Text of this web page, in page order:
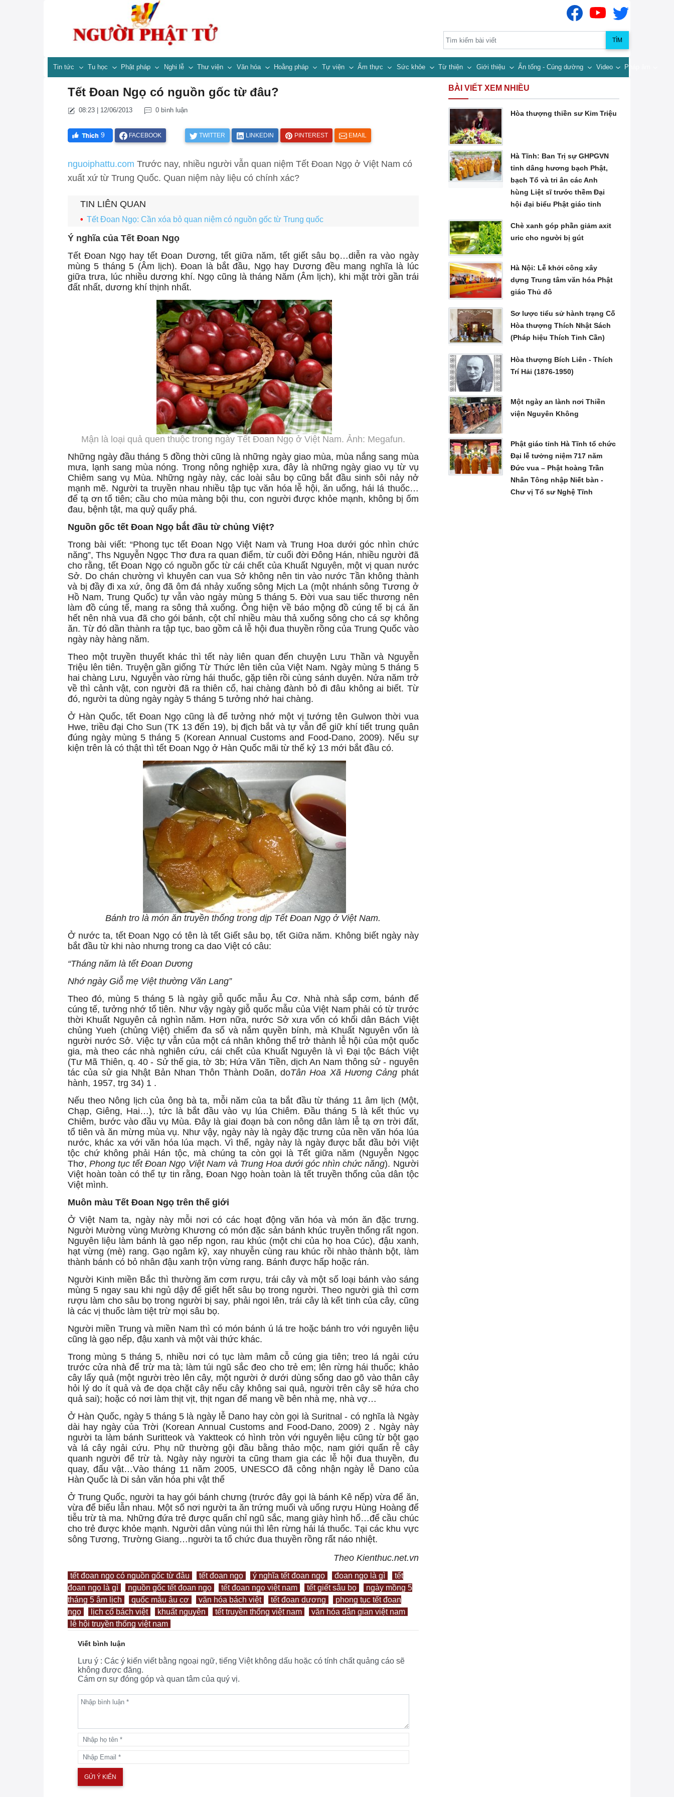
TÌM
Tin tức Tu học Phật pháp Nghi lễ Thư viện Văn hóa Hoằng pháp Tự viện Ẩm thực Sức khỏe Từ thiện Giới thiệu Ấn tống - Cúng dường Video Pháp âm
Tết Đoan Ngọ có nguồn gốc từ đâu?
08:23 | 12/06/2013 0 bình luận
9 FACEBOOK TWITTER LINKEDIN PINTEREST EMAIL
nguoiphattu.com Trước nay, nhiều người vẫn quan niệm Tết Đoan Ngọ ở Việt Nam có
xuất xứ từ Trung Quốc. Quan niệm này liệu có chính xác?
TIN LIÊN QUAN
Tết Đoan Ngọ: Cần xóa bỏ quan niệm có nguồn gốc từ Trung quốc
Ý nghĩa của Tết Đoan Ngọ
Tết Đoan Ngọ hay tết Đoan Dương, tết giữa năm, tết giết sâu bọ…diễn ra vào ngày
mùng 5 tháng 5 (Âm lịch). Đoan là bắt đầu, Ngọ hay Dương đều mang nghĩa là lúc
giữa trưa, lúc nhiều dương khí. Ngọ cũng là tháng Năm (Âm lịch), khi mặt trời gần trái
đất nhất, dương khí thịnh nhất.
Mận là loại quả quen thuộc trong ngày Tết Đoan Ngọ ở Việt Nam. Ảnh: Megafun.
Những ngày đầu tháng 5 đồng thời cũng là những ngày giao mùa, mùa nắng sang mùa
mưa, lạnh sang mùa nóng. Trong nông nghiệp xưa, đây là những ngày giao vụ từ vụ
Chiêm sang vụ Mùa. Những ngày này, các loài sâu bọ cũng bắt đầu sinh sôi nảy nở
mạnh mẽ. Người ta truyền nhau nhiều tập tục văn hóa lễ hội, ăn uống, hái lá thuốc…
để tạ ơn tổ tiên; cầu cho mùa màng bội thu, con người được khỏe mạnh, không bị ốm
đau, bệnh tật, ma quỷ quấy phá.
Nguồn gốc tết Đoan Ngọ bắt đầu từ chủng Việt?
Trong bài viết: “Phong tục tết Đoan Ngọ Việt Nam và Trung Hoa dưới góc nhìn chức
năng”, Ths Nguyễn Ngọc Thơ đưa ra quan điểm, từ cuối đời Đông Hán, nhiều người đã
cho rằng, tết Đoan Ngọ có nguồn gốc từ cái chết của Khuất Nguyên, một vị quan nước
Sở. Do chán chường vì khuyên can vua Sở không nên tin vào nước Tần không thành
và bị đầy đi xa xứ, ông đã ôm đá nhảy xuống sông Mịch La (một nhánh sông Tương ở
Hồ Nam, Trung Quốc) tự vẫn vào ngày mùng 5 tháng 5. Đời vua sau tiếc thương nên
làm đồ cúng tế, mang ra sông thả xuống. Ông hiện về báo mộng đồ cúng tế bị cá ăn
hết nên nhà vua đã cho gói bánh, cột chỉ nhiều màu thả xuống sông cho cá sợ không
ăn. Từ đó dần thành ra tập tục, bao gồm cả lễ hội đua thuyền rồng của Trung Quốc vào
ngày này hàng năm.
Theo một truyền thuyết khác thì tết này liên quan đến chuyện Lưu Thần và Nguyễn
Triệu lên tiên. Truyện gần giống Từ Thức lên tiên của Việt Nam. Ngày mùng 5 tháng 5
hai chàng Lưu, Nguyễn vào rừng hái thuốc, gặp tiên rồi cùng sánh duyên. Nửa năm trở
về thì cảnh vật, con người đã ra thiên cổ, hai chàng đành bỏ đi đâu không ai biết. Từ
đó, người ta dùng ngày ngày 5 tháng 5 tưởng nhớ hai chàng.
Ở Hàn Quốc, tết Đoan Ngọ cũng là để tưởng nhớ một vị tướng tên Gulwon thời vua
Hwe, triều đại Cho Sun (TK 13 đến 19), bị địch bắt và tự vẫn để giữ khí tiết trung quân
đúng ngày mùng 5 tháng 5 (Korean Annual Customs and Food-Dano, 2009). Nếu sự
kiện trên là có thật thì tết Đoan Ngọ ở Hàn Quốc mãi từ thế kỷ 13 mới bắt đầu có.
Bánh tro là món ăn truyền thống trong dịp Tết Đoan Ngọ ở Việt Nam.
Ở nước ta, tết Đoan Ngọ có tên là tết Giết sâu bọ, tết Giữa năm. Không biết ngày này
bắt đầu từ khi nào nhưng trong ca dao Việt có câu:
“Tháng năm là tết Đoan Dương
Nhớ ngày Giỗ mẹ Việt thường Văn Lang”
Theo đó, mùng 5 tháng 5 là ngày giỗ quốc mẫu Âu Cơ. Nhà nhà sắp cơm, bánh để
cúng tế, tưởng nhớ tổ tiên. Như vậy ngày giỗ quốc mẫu của Việt Nam phải có từ trước
thời Khuất Nguyên cả nghìn năm. Hơn nữa, nước Sở xưa vốn có khối dân Bách Việt
chủng Yueh (chủng Việt) chiếm đa số và nắm quyền bính, mà Khuất Nguyên vốn là
người nước Sở. Việc tự vẫn của một cá nhân không thể trở thành lễ hội của một quốc
gia, mà theo các nhà nghiên cứu, cái chết của Khuất Nguyên là vì Đại tộc Bách Việt
(Tư Mã Thiên, q. 40 - Sử thế gia, tờ 3b; Hứa Văn Tiền, dịch An Nam thông sử - nguyên
tác của sử gia Nhật Bản Nhan Thôn Thành Doãn, doTân Hoa Xã Hương Cảng phát
hành, 1957, trg 34) 1 .
Nếu theo Nông lịch của ông bà ta, mỗi năm của ta bắt đầu từ tháng 11 âm lịch (Một,
Chạp, Giêng, Hai…), tức là bắt đầu vào vụ lúa Chiêm. Đầu tháng 5 là kết thúc vụ
Chiêm, bước vào đầu vụ Mùa. Đây là giai đoạn bà con nông dân làm lễ tạ ơn trời đất,
tổ tiên và ăn mừng mùa vụ. Như vậy, ngày này là ngày đặc trưng của nền văn hóa lúa
nước, khác xa với văn hóa lúa mạch. Vì thế, ngày này là ngày được bắt đầu bởi Việt
tộc chứ không phải Hán tộc, mà chúng ta còn gọi là Tết giữa năm (Nguyễn Ngọc
Thơ,Phong tục tết Đoan Ngọ Việt Nam và Trung Hoa dưới góc nhìn chức năng). Người
Việt hoàn toàn có thể tự tin rằng, Đoan Ngọ hoàn toàn là tết truyền thống của dân tộc
Việt mình.
Muôn màu Tết Đoan Ngọ trên thế giới
Ở Việt Nam ta, ngày này mỗi nơi có các hoạt động văn hóa và món ăn đặc trưng.
Người Mường vùng Mường Khương có món đặc sản bánh khúc truyền thống rất ngon.
Nguyên liệu làm bánh là gạo nếp ngon, rau khúc (một chi của họ hoa Cúc), đậu xanh,
hạt vừng (mè) rang. Gạo ngâm kỹ, xay nhuyễn cùng rau khúc rồi nhào thành bột, làm
thành bánh có bỏ nhân đậu xanh trộn vừng rang. Bánh được hấp hoặc rán.
Người Kinh miền Bắc thì thường ăm cơm rượu, trái cây và một số loại bánh vào sáng
mùng 5 ngay sau khi ngủ dậy để giết hết sâu bọ trong người. Theo người già thì cơm
rượu làm cho sâu bọ trong người bị say, phải ngoi lên, trái cây là kết tinh của cây, cũng
là các vị thuốc làm tiệt trừ mọi sâu bọ.
Người miền Trung và miền Nam thì có món bánh ú lá tre hoặc bánh tro với nguyên liệu
cũng là gạo nếp, đậu xanh và một vài thức khác.
Trong mùng 5 tháng 5, nhiều nơi có tục làm mâm cỗ cúng gia tiên; treo lá ngải cứu
trước cửa nhà để trừ ma tà; làm túi ngũ sắc đeo cho trẻ em; lên rừng hái thuốc; khảo
cây lấy quả (một người trèo lên cây, một người ở dưới dùng sống dao gõ vào thân cây
hỏi lý do ít quả và đe dọa chặt cây nếu cây không sai quả, người trên cây sẽ hứa cho
quả sai); hoặc có nơi làm thịt vịt, thịt ngan để mang về bên nhà mẹ, nhà vợ…
Ở Hàn Quốc, ngày 5 tháng 5 là ngày lễ Dano hay còn gọi là Suritnal - có nghĩa là Ngày
dài hay ngày của Trời (Korean Annual Customs and Food-Dano, 2009) 2 . Ngày này
người ta làm bánh Suritteok và Yaktteok có hình tròn với nguyên liệu cũng từ bột gạo
và lá cây ngải cứu. Phụ nữ thường gội đầu bằng thảo mộc, nam giới quấn rễ cây
quanh người để trừ tà. Ngày này người ta cũng tham gia các lễ hội đua thuyền, đu
quay, đấu vật…Vào tháng 11 năm 2005, UNESCO đã công nhận ngày lễ Dano của
Hàn Quốc là Di sản văn hóa phi vật thể
Ở Trung Quốc, người ta hay gói bánh chưng (trước đây gọi là bánh Kê nếp) vừa để ăn,
vừa để biếu lẫn nhau. Một số nơi người ta ăn trứng muối và uống rượu Hùng Hoàng để
tiễu trừ tà ma. Những đứa trẻ được quấn chỉ ngũ sắc, mang giày hình hổ…để cầu chúc
cho trẻ được khỏe mạnh. Người dân vùng núi thì lên rừng hái lá thuốc. Tại các khu vực
sông Tương, Trường Giang…người ta tổ chức đua thuyền rồng rất náo nhiệt.
Theo Kienthuc.net.vn
tết đoan ngọ có nguồn gốc từ đâu tết đoan ngọ ý nghĩa tết đoan ngọ đoan ngọ là gì
tết
đoan ngọ là gì
nguồn gốc tết đoan ngọ tết đoan ngọ việt nam tết giết sâu bọ
ngày mồng 5
tháng 5 âm lịch
quốc mẫu âu cơ văn hóa bách việt tết đoan dương
phong tục tết đoan
ngọ
lịch cổ bách việt khuất nguyên tết truyền thống việt nam
văn hóa dân gian việt nam
lễ hội truyền thống việt nam
Viết bình luận
Lưu ý : Các ý kiến viết bằng ngoại ngữ, tiếng Việt không dấu hoặc có tính chất quảng cáo sẽ
không được đăng.
Cám ơn sự đóng góp và quan tâm của quý vị.
BÀI VIẾT XEM NHIỀU
Hòa thượng thiền sư Kim Triệu
Hà Tĩnh: Ban Trị sự GHPGVN
tỉnh dâng hương bạch Phật,
bạch Tổ và tri ân các Anh
hùng Liệt sĩ trước thềm Đại
hội đại biểu Phật giáo tỉnh
Chè xanh góp phần giảm axit
uric cho người bị gút
Hà Nội: Lễ khởi công xây
dựng Trung tâm văn hóa Phật
giáo Thủ đô
Sơ lược tiểu sử hành trạng Cố
Hòa thượng Thích Nhật Sách
(Pháp hiệu Thích Tinh Cần)
Hòa thượng Bích Liên - Thích
Trí Hải (1876-1950)
Một ngày an lành nơi Thiền
viện Nguyên Không
Phật giáo tỉnh Hà Tĩnh tổ chức
Đại lễ tưởng niệm 717 năm
Đức vua – Phật hoàng Trần
Nhân Tông nhập Niết bàn -
Chư vị Tổ sư Nghệ Tĩnh